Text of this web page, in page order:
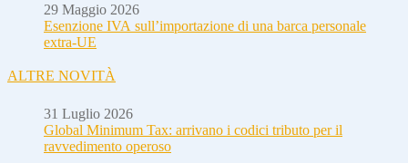
29 Maggio 2026
Esenzione IVA sull’importazione di una barca personale
extra-UE
ALTRE NOVITÀ
31 Luglio 2026
Global Minimum Tax: arrivano i codici tributo per il
ravvedimento operoso